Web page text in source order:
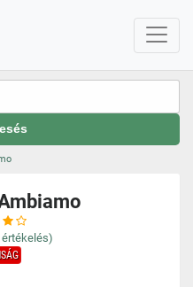
értékelés)